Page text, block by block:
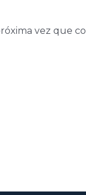
vez que